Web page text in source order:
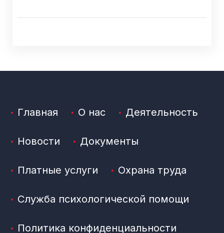
Главная О нас Деятельность
Новости Документы
Платные услуги Охрана труда
Служба психологической помощи
Политика конфиденциальности